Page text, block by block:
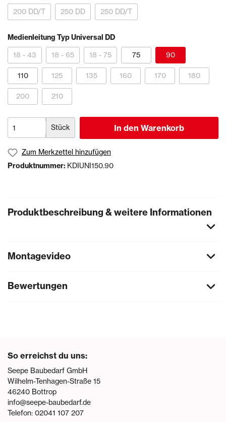
200 DD/T 250 DD 250 DD/T
Medienleitung Typ Universal DD
18 - 43
18 - 65 18 - 75 75 90
110 125 135 160 170 180
200 210
Stück In den Warenkorb
Zum Merkzettel hinzufügen
Produktnummer: KDIUNI150.90
Produktbeschreibung & weitere Informationen
Montagevideo
Bewertungen
So erreichst du uns:
Seepe Baubedarf GmbH
Wilhelm-Tenhagen-Straße 15
46240 Bottrop
info@seepe-baubedarf.de
Telefon: 02041 107 207